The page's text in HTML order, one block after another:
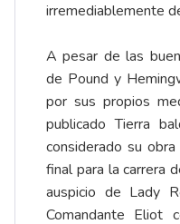
irremediablemente
A pesar de las
de Pound y
por sus propios
publicado Tierra
considerado su
final para la carrera
auspicio de Lady
Comandante Eliot